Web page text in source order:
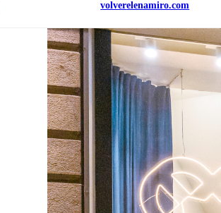
volverelenamiro.com